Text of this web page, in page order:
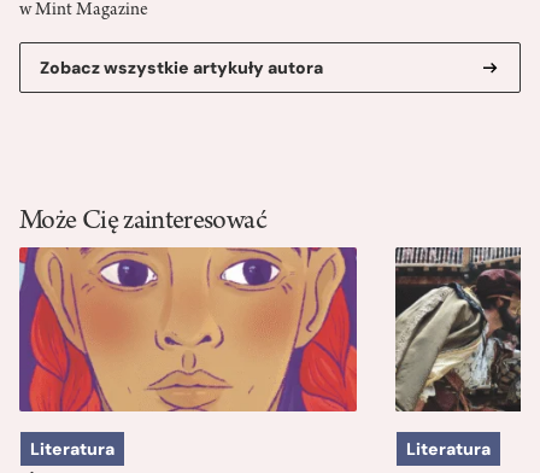
w Mint Magazine
Zobacz wszystkie artykuły autora
Może Cię zainteresować
Literatura Literatura